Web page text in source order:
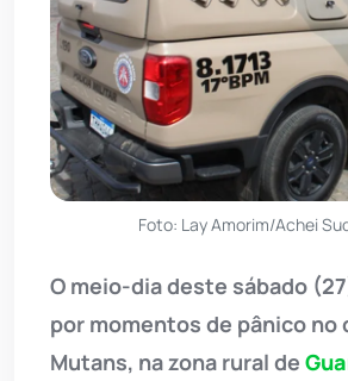
Foto: Lay Amorim/Achei
O meio-dia deste sábado
por momentos de pânico
Mutans, na zona rural de